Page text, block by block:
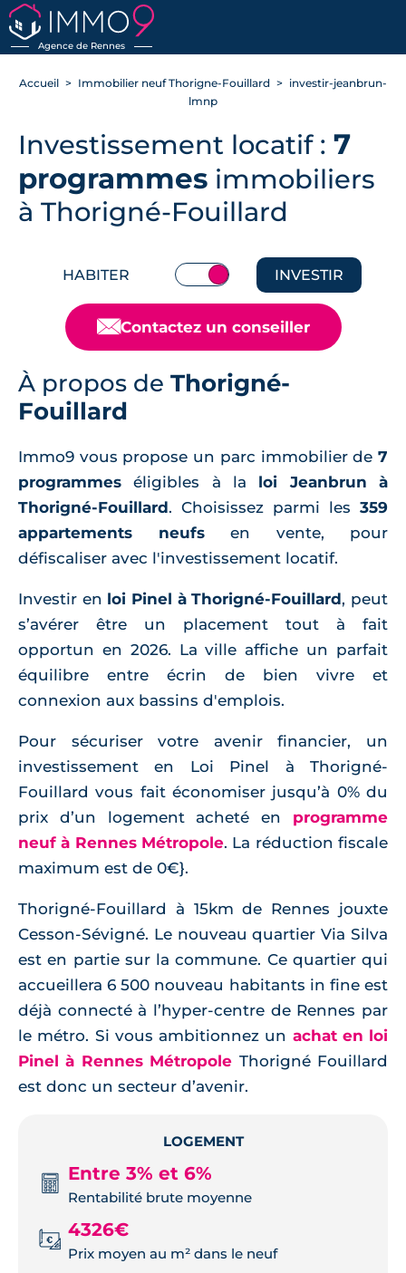
Agence de Rennes
RETOUR
Accueil Immobilier neuf Thorigne-Fouillard
investir-jeanbrun-
lmnp
Investissement locatif : 7
programmes immobiliers
à Thorigné-Fouillard
HABITER INVESTIR
📧Contactez un conseiller
À propos de Thorigné-
Fouillard
Immo9 vous propose un parc immobilier de 7
programmes éligibles à la loi Jeanbrun à
Thorigné-Fouillard. Choisissez parmi les 359
appartements neufsen vente, pour
défiscaliser avec l'investissement locatif.
Investir en loi Pinel à Thorigné-Fouillard, peut
s’avérer être un placement tout à fait
opportun en 2026. La ville affiche un parfait
équilibre entre écrin de bien vivre et
connexion aux bassins d'emplois.
Pour sécuriser votre avenir financier, un
investissement en Loi Pinel à Thorigné-
Fouillard vous fait économiser jusqu’à 0% du
prix d’un logement acheté en programme
neuf à Rennes Métropole. La réduction fiscale
maximum est de 0€}.
Thorigné-Fouillard à 15km de Rennes jouxte
Cesson-Sévigné. Le nouveau quartier Via Silva
est en partie sur la commune. Ce quartier qui
accueillera 6 500 nouveau habitants in fine est
déjà connecté à l’hyper-centre de Rennes par
le métro. Si vous ambitionnez un achat en loi
Pinel à Rennes Métropole Thorigné Fouillard
est donc un secteur d’avenir.
LOGEMENT
Entre 3% et 6%
Rentabilité brute moyenne
4326€
Prix moyen au m² dans le neuf